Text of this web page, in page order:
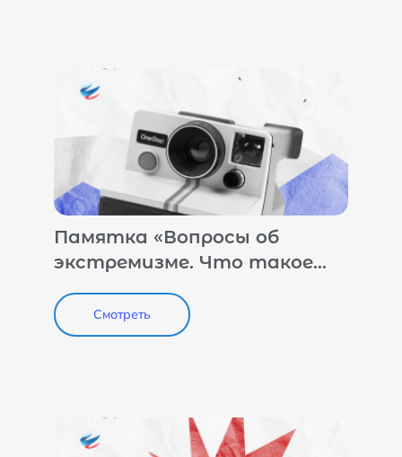
Памятка «Вопросы об
экстремизме. Что такое
экстремистские
материалы?»
Смотреть